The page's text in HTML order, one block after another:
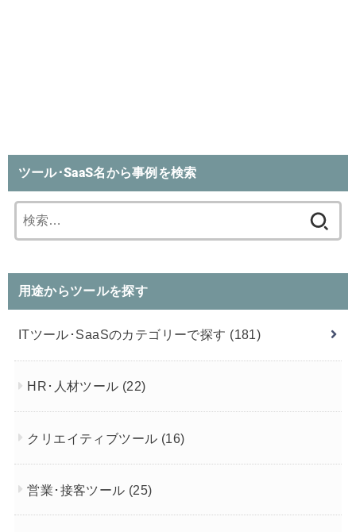
ツール･SaaS名から事例を検索
索:
用途からツールを探す
ITツール･SaaSのカテゴリーで探す (181)
HR･人材ツール (22)
クリエイティブツール (16)
営業･接客ツール (25)